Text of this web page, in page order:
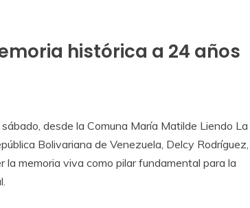
histórica a 24 años
desde la Comuna María Matilde Liendo La
Bolivariana de Venezuela, Delcy Rodríguez,
memoria viva como pilar fundamental para la